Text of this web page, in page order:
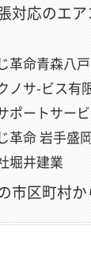
対応のエ
革命青森八
ノサ-ビス有
ポートサー
革命 岩手盛
堀井建業
市区町村